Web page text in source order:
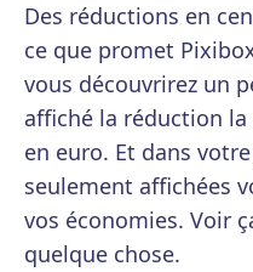
Des réductions en
ce que promet
vous découvrirez un
affiché la réduction
en euro. Et dans
seulement affichées
vos économies. Voir
quelque chose.